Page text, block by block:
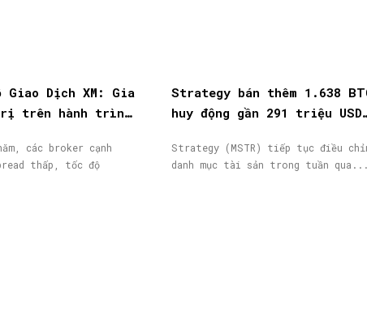
Giao Dịch XM: Gia
trên hành trình
các broker cạnh
thấp, tốc độ
Strategy bán thêm 1.638
huy động gần 291 triệu USD
Strategy (MSTR) tiếp tục điều
danh mục tài sản trong tuần qua...